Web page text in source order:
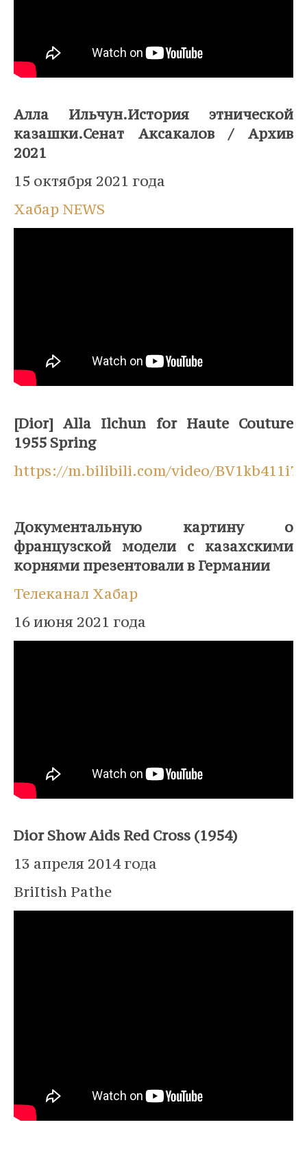
Алла Ильчун.История этнической
казашки.Сенат Аксакалов / Архив
2021
15 октября 2021 года
Хабар NEWS
[Dior] Alla Ilchun for Haute Couture
1955 Spring
https://m.bilibili.com/video/
Документальную картину о
французской модели с казахскими
корнями презентовали в Германии
Телеканал Хабар
16 июня 2021 года
Dior Show Aids Red Cross (1954)
13 апреля 2014 года
BriItish Pathe